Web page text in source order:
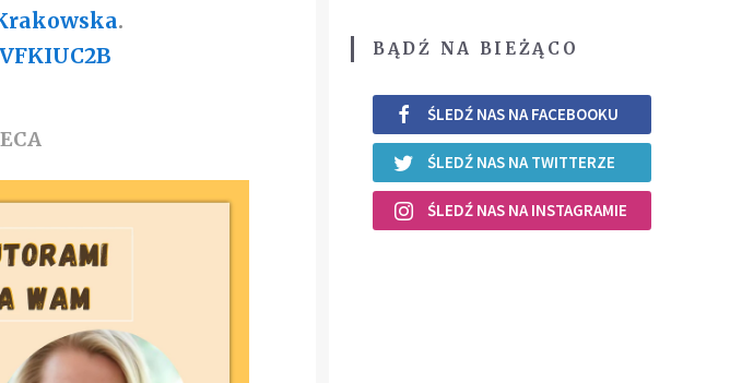
.
BĄDŹ NA BIEŻĄCO
ŚLEDŹ NAS NA FACEBOOKU
ŚLEDŹ NAS NA TWITTERZE
ŚLEDŹ NAS NA INSTAGRAMIE